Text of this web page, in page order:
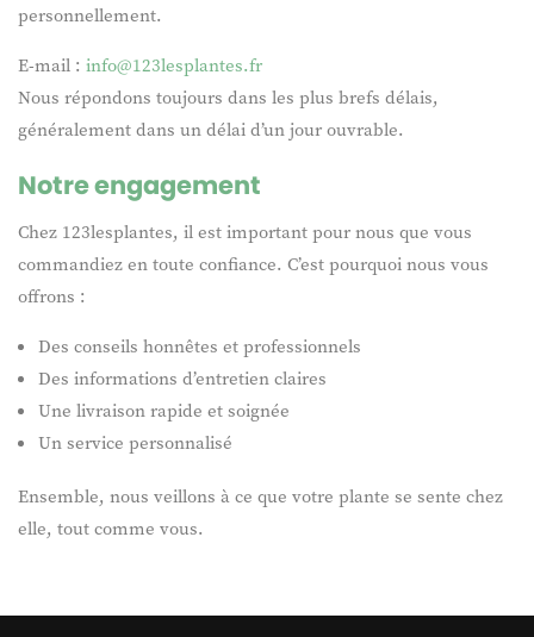
personnellement.
E-mail : info@123lesplantes.fr
Nous répondons toujours dans les plus brefs délais,
généralement dans un délai d’un jour ouvrable.
Notre engagement
Chez 123lesplantes, il est important pour nous que vous
commandiez en toute confiance. C’est pourquoi nous vous
offrons :
Des conseils honnêtes et professionnels
Des informations d’entretien claires
Une livraison rapide et soignée
Un service personnalisé
Ensemble, nous veillons à ce que votre plante se sente chez
elle, tout comme vous.